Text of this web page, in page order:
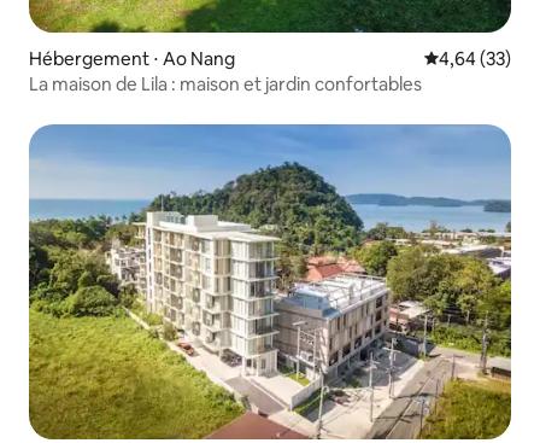
Hébergement ⋅ Ao Nang Évaluation
4,64 (33)
La maison de Lila : maison et jardin confortables